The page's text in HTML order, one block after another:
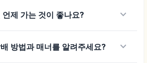
제 가는 것이 좋나요? keyboard_arrow_down
방법과 매너를 알려주세요? keyboard_arrow_down